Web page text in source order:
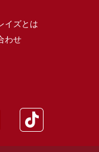
イズとは
わせ